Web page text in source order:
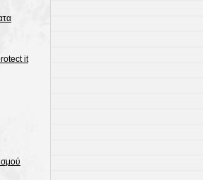
it